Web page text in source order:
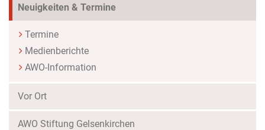
Neuigkeiten & Termine
Termine
Medienberichte
AWO-Information
Vor Ort
AWO Stiftung Gelsenkirchen